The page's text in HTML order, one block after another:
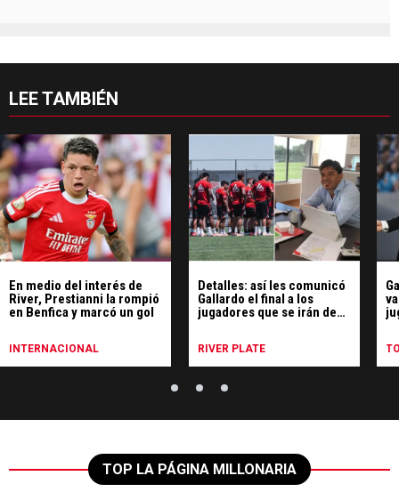
LEE TAMBIÉN
En medio del interés de
River, Prestianni la rompió
en Benfica y marcó un gol
INTERNACIONAL
Detalles: así les comunicó
Gallardo el final a los
jugadores que se irán de
RIVER PLATE
TOP LA PÁGINA MILLONARIA